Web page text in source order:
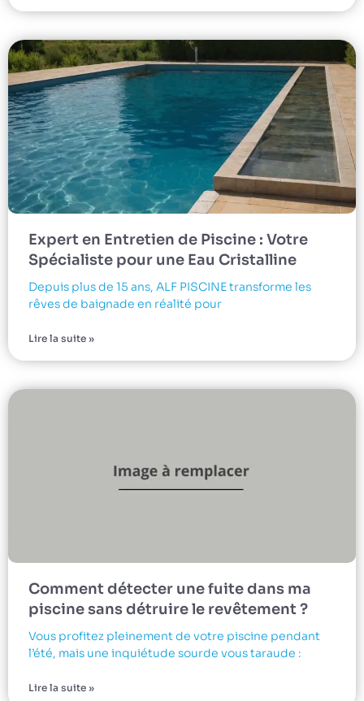
Expert en Entretien de Piscine : Votre
Spécialiste pour une Eau Cristalline
Depuis plus de 15 ans, ALF PISCINE transforme les
rêves de baignade en réalité pour
Lire la suite »
Comment détecter une fuite dans ma
piscine sans détruire le revêtement ?
Vous profitez pleinement de votre piscine pendant
l’été, mais une inquiétude sourde vous taraude :
Lire la suite »